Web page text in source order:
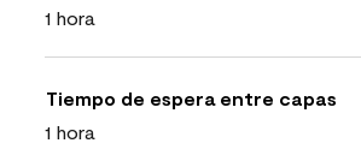
1 hora
Tiempo de espera entre capas
1 hora